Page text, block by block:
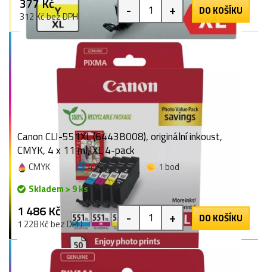
312 Kč bez DPH - + DO KOŠÍKU
Canon CLI-551XL (6443B008), originální inkoust,
CMYK, 4 x 11 ml, XL 4-pack
CMYK 4 x 11 ml
1 bod
Skladem > 9 ks
1 486 Kč
1 228 Kč bez DPH - + DO KOŠÍKU